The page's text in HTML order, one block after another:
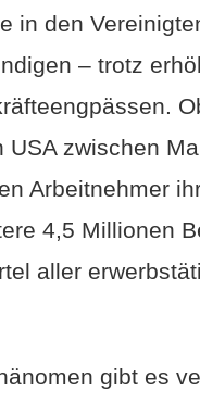
in den
– trotz
USA zwischen
Arbeitnehmer
4,5 Millionen
aller
gibt es